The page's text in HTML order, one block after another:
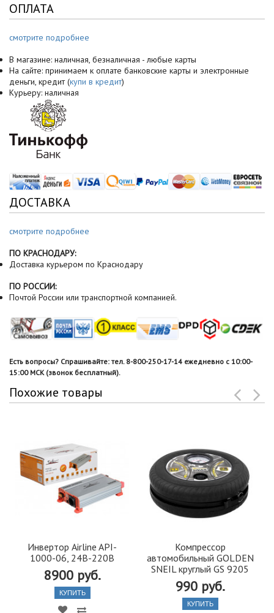
ОПЛАТА
смотрите подробнее
В магазине: наличная, безналичная - любые карты
На сайте: принимаем к оплате банковские карты и электронные
деньги, кредит (купи в кредит)
Курьеру: наличная
ДОСТАВКА
смотрите подробнее
ПО КРАСНОДАРУ:
Доставка курьером по Краснодару
ПО РОССИИ:
Почтой России или транспортной компанией.
Есть вопросы? Спрашивайте: тел. 8-800-250-17-14 ежедневно с 10:00-
15:00 МСК (звонок бесплатный).
Похожие товары
Инвертор Airline API-
1000-06, 24В-220В
8900 руб.
КУПИТЬ
Компрессор
автомобильный GOLDEN
SNEIL круглый GS 9205
990 руб.
КУПИТЬ